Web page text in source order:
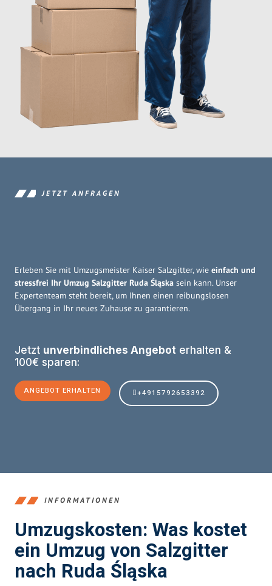
JETZT ANFRAGEN
Erleben Sie mit Umzugsmeister Kaiser Salzgitter, wie einfach und
stressfrei Ihr Umzug Salzgitter Ruda Śląska sein kann. Unser
Expertenteam steht bereit, um Ihnen einen reibungslosen
Übergang in Ihr neues Zuhause zu garantieren.
Jetzt unverbindliches Angebot erhalten &
100€ sparen:
ANGEBOT ERHALTEN +4915792653392
INFORMATIONEN
Umzugskosten: Was kostet
ein Umzug von Salzgitter
nach Ruda Śląska